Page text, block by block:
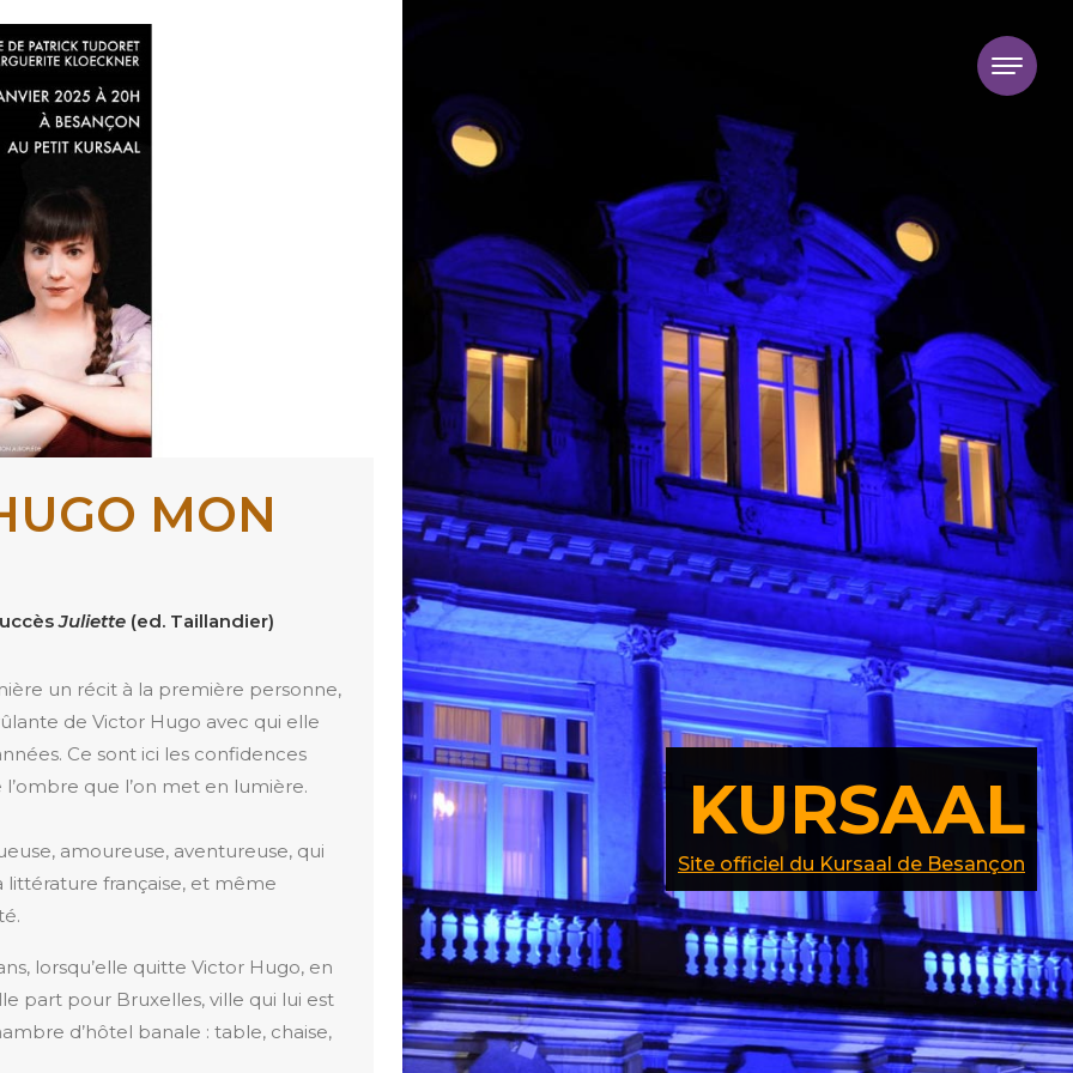
MON
Juliette (ed. Taillandier)
un récit à la première personne,
de Victor Hugo avec qui elle
Ce sont ici les confidences
que l’on met en lumière.
amoureuse, aventureuse, qui
littérature française, et même
lorsqu’elle quitte Victor Hugo, en
part pour Bruxelles, ville qui lui est
d’hôtel banale : table, chaise,
KURSAAL
Site officiel du Kursaal de Besançon